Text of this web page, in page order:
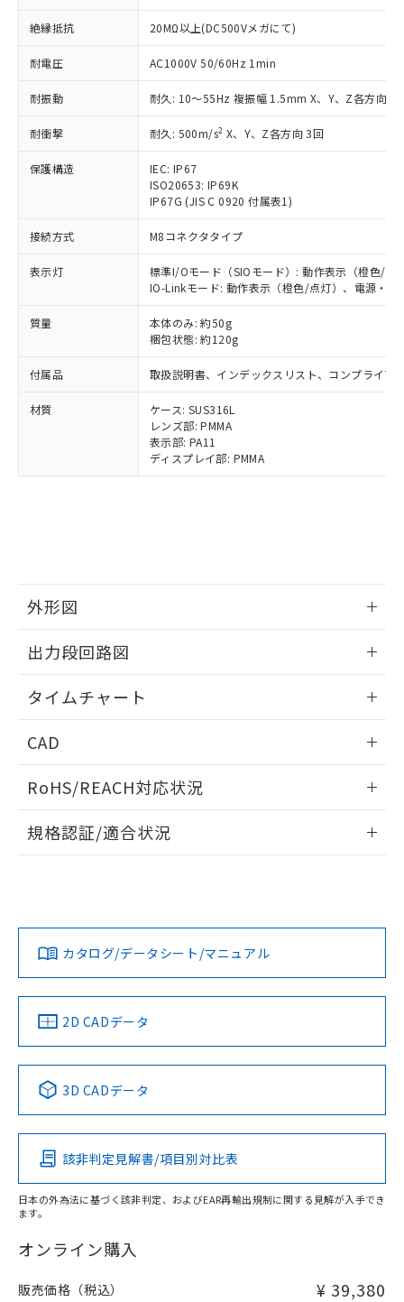
絶縁抵抗 20MΩ以上(DC500Vメガにて)
耐電圧 AC1000V 50/60Hz 1min
耐振動 耐久: 10～55Hz 複振幅 1.5mm X、Y、Z各方向 2h
耐衝撃 耐久: 500m/s2 X、Y、Z各方向 3回
保護構造
IEC: IP67
ISO20653: IP69K
IP67G (JIS C 0920 付属表1)
接続方式 M8コネクタタイプ
表示灯
標準I/Oモード（SIOモード）: 動作表示（橙色/点
IO-Linkモード: 動作表示（橙色/点灯）、電源・
質量
本体のみ: 約50g
梱包状態: 約120g
付属品 取扱説明書、インデックスリスト、コンプライア
材質
ケース: SUS316L
レンズ部: PMMA
表示部: PA11
ディスプレイ部: PMMA
外形図
出力段回路図
タイムチャート
CAD
ドすることができます。
ログイン/会員登録
ダウンロードデータをご利用いただく前に、以下を必ずお読
みください。
ソフトウェアの使用条件
RoHS/REACH対応状況
EU RoHS 注意事項・凡例
対応済み
中国 RoHS 注意事項・凡例
Pb Hg Cd Cr(VI)
O
在庫等で未対応品が混在する可能性があります。
問い合わせください。
規格認証/適合状況
LR型式承認
（イギリス
船舶規格）
DNV型式承認
（ノルウェー
BV型式承認
（フランス
KR型式
（韓国
No No No No
この製品の規格認証/適合状況ページへ
その他の認証はこちらのページからご検索ください
カタログ/データシート/マニュアル
2D CADデータ
3D CADデータ
該非判定見解書/項目別対比表
日本の外為法に基づく該非判定、およびEAR再輸出規制に関する見解が入手でき
ます。
オンライン購入
販売価格（税込） ¥ 39,380
在庫状況および標準価格照会結果は、
記載している更新日時点での社内デー
タに基づき作成されるものであり、閲
覧された時点での実際の在庫および標
準価格とは異なる場合があることをご
了承ください。
正式な納期状況および標準価格はお客
様のお取引先、またはお客様担当のオ
ムロン制御機器販売店・当社販売員に
ご相談ください。
オムロン制御機器販売店や当社販売拠
点は「販売ネットワーク
」をご確認
ください。
在庫状況および標準価格結果を当社の
事前の承諾なく第三者に漏洩または開
示しないようお願いします。
マイパーツ機能（部品リスト作成サー
ビス）をご利用いただくには、I-Web
メンバーズにご登録されている必要が
あります。
お客様が当ウェブサイト上で当社にご
登録された部品リストについて、当社
および当社の共同利用者が、当社の製
品・サービスに関するお客様との取
引・商談に必要な範囲で利用すること
ミウム(Cd) 100ppm以下、
六価クロム(Cr(Ⅵ)) 1000ppm以下、ポリ臭化ビフェニル
類(PBB) 1000ppm以下、ポリ臭化ジフェニルエーテル類
(PBDE) 1000ppm以下、フタル酸ビス(2-エチルヘキシ
ル) (DEHP)(別名：DOP) 1000ppm以下、フタル酸ブチ
ルベンジル（BBP） 1000ppm以下、フタル酸ジブチル
（DBP） 1000ppm以下、フタル酸ジイソブチル
(DIBP) 1000ppm以下
但し、RoHS指令で産業用監視および制御機器に対する
適用除外項目は除く。
フタル酸エステル類の４物質については閾値を超える意
図的な使用がないことを確認しています。
※2 対応予定月
部品在庫の切り替え状況などにより、予定
月が前後することがあります。
※3 非含有証明書ダウンロード
下記の非含有証明書をダウンロードするこ
とができます。
物質の対応では、対応完了までの期間は出
荷製品に未対応品が混在することから備考
欄に対応日を記載しておりました。
り、2022年1月12日より割愛しておりま
す。
*中国RoHS10物質の基準値 (GB/T26572)：
Pb(鉛) :1000ppm、 Hg(水銀) : 1000ppm、 Cd(カドミウ
ム) : 100ppm、
Cr(Ⅵ)(六価クロム) : 1000ppm、 PBBs(ポリ臭化ビフェ
DBP(フタル酸ジブチル) : 1000ppm、 DIBP(フタル酸ジ
イソブチル) : 1000ppm、 BBP(フタル酸ブチルベンジ
ル) : 1000ppm、
DEHP(フタル酸ビス(2-エチルヘキシル)) : 1000ppm
※2 環境保護使用期限
「ｅ」：有害物質（10物質）のすべてが基
準値以下であることを示します。
「10」：通常の使用状況下において有害物
質が外部に漏えいし、環境に深刻な影響を
及ぼさない年数を意味します。
「－」：未確認です。当社販売部門へお問
い合わせください。
為替および外国貿易法に定める商品
（以下｢規制貨物等」という）を輸出
または国外への提供する場合は、日本
国政府の輸出許可(または役務取引許
可)を取得するなどの必要な手続きを
とります。
当社は規制貨物を破棄する場合は、完
全に破砕するなど、違法に輸出されな
いよう必要な手段を講じます。
当社は貴社製品を、核兵器、ミサイ
ル、化学兵器、生物兵器またはその他
武器並びにこれらの製造装置等に一切
使用いたしません。
当社は、貴社製品を第三者に販売する
場合は、上記1、2および3の内容を当
該第三者に通知します。また当社は、
販売先および販売に係わる関係者が違
法に輸出するおそれがある場合は、取
り引きをいたしません。
合意する キャンセル
説明
一定数以上の在庫あり
一定数には満たないが在庫あり
在庫なし(最新の在庫状況につ
いては、お客様のお取引先、ま
たはお客様担当のオムロン制御
機器販売店・当社販売員にご確
認ください)
受注生産機種、また在庫状況の
情報を公開していない機種